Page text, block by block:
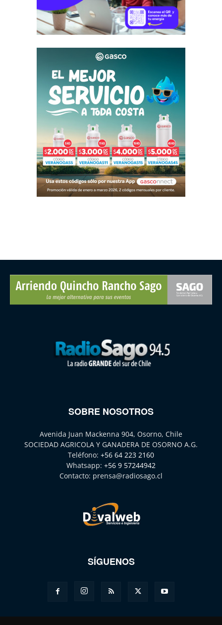
SOBRE NOSOTROS
Avenida Juan Mackenna 904, Osorno, Chile
SOCIEDAD AGRICOLA Y GANADERA DE OSORNO A.G.
Teléfono: +56 64 223 2160
Whatsapp: +56 9 57244942
Contacto: prensa@radiosago.cl
SÍGUENOS